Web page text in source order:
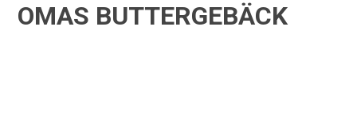
OMAS BUTTERGEBÄCK